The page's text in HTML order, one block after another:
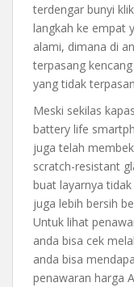
terdengar bunyi
langkah ke empat
alami, dimana di
terpasang
yang tidak
Meski sekilas
battery life
juga telah
scratch-resistant
buat layarnya
juga lebih bersih
Untuk lihat
anda bisa cek
anda bisa
penawaran harga